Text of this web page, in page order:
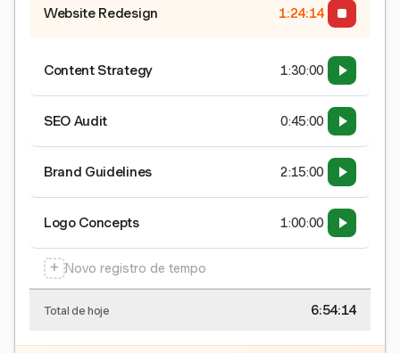
Website Redesign 1:24:15
Content Strategy 1:30:00
SEO Audit 0:45:00
Brand Guidelines 2:15:00
Logo Concepts 1:00:00
+ Novo registro de tempo
Total de hoje 6:54:15